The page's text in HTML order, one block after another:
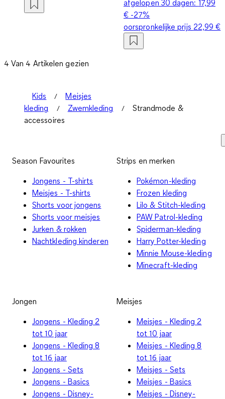
afgelopen 30 dagen: 17,99
€ -27%
oorspronkelijke prijs 22,99 €
4 Van 4 Artikelen gezien
Kids
Meisjes
kleding
Zwemkleding
Strandmode &
accessoires
Season Favourites
Jongens - T-shirts
Meisjes - T-shirts
Shorts voor jongens
Shorts voor meisjes
Jurken & rokken
Nachtkleding kinderen
Strips en merken
Pokémon-kleding
Frozen kleding
Lilo & Stitch-kleding
PAW Patrol-kleding
Spiderman-kleding
Harry Potter-kleding
Minnie Mouse-kleding
Minecraft-kleding
Jongen
Jongens - Kleding 2
tot 10 jaar
Jongens - Kleding 8
tot 16 jaar
Jongens - Sets
Jongens - Basics
Jongens - Disney-
Meisjes
Meisjes - Kleding 2
tot 10 jaar
Meisjes - Kleding 8
tot 16 jaar
Meisjes - Sets
Meisjes - Basics
Meisjes - Disney-